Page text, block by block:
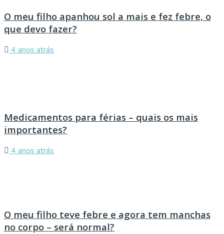
O meu filho apanhou sol a mais e fez febre, o
que devo fazer?
4 anos atrás
Medicamentos para férias – quais os mais
importantes?
4 anos atrás
O meu filho teve febre e agora tem manchas
no corpo – será normal?